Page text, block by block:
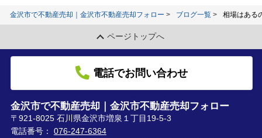
金沢市で不動産売却｜金沢市不動産売却フォロー ブログ一覧 相場はある
ページトップへ
電話でお問い合わせ
金沢市で不動産売却｜金沢市不動産売却フォロー
〒921-8025 石川県金沢市増泉１丁目19-5-3
電話番号： 076-247-6364